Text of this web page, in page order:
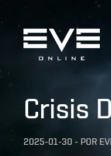
Crisis
2025-01-30 - POR